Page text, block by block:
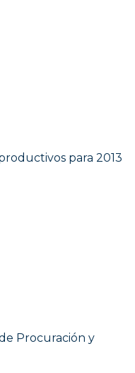
para 2013
Procuración y